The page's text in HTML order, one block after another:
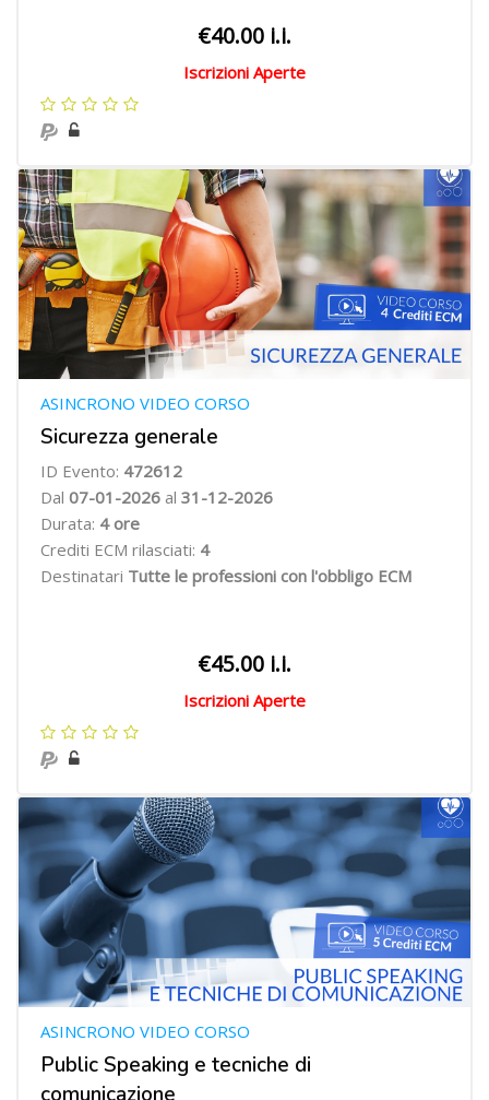
€40.00 i.i.
Iscrizioni Aperte
Sicurezza generale
ASINCRONO VIDEO CORSO
ID Evento: 472612
Dal 07-01-2026 al 31-12-2026
Durata: 4ore
Crediti ECM rilasciati: 4
Destinatari Tutte le professioni con l'obbligo ECM
€45.00 i.i.
Iscrizioni Aperte
Public Speaking e tecniche di
ASINCRONO VIDEO CORSO